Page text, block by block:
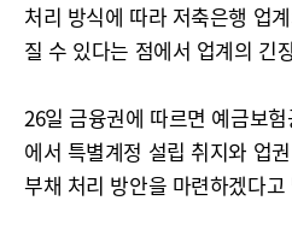
처리 방식에 따라 저축은행 업
질 수 있다는 점에서 업계의 긴
26일 금융권에 따르면 예금보
에서 특별계정 설립 취지와 업
부채 처리 방안을 마련하겠다고